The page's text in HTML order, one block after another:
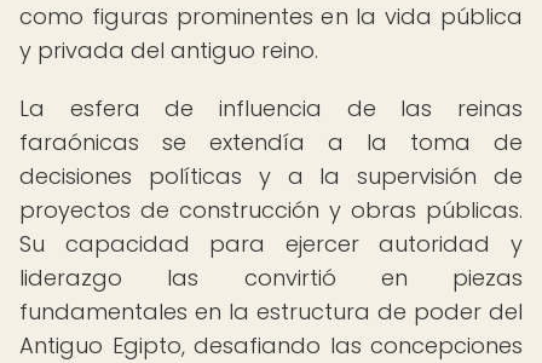
como figuras prominentes en la vida pública
y privada del antiguo reino.
La esfera de influencia de las reinas
faraónicas se extendía a la toma de
decisiones políticas y a la supervisión de
proyectos de construcción y obras públicas.
Su capacidad para ejercer autoridad y
liderazgo las convirtió en piezas
fundamentales en la estructura de poder del
Antiguo Egipto, desafiando las concepciones